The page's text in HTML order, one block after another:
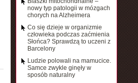
nowy typ patologii w mózgach
chorych na Alzheimera
Co się dzieje w organizmie
człowieka podczas zaćmienia
Słońca? Sprawdzą to uczeni z
Barcelony
Ludzie polowali na mamucice.
Samce zwykle ginęły w
sposób naturalny